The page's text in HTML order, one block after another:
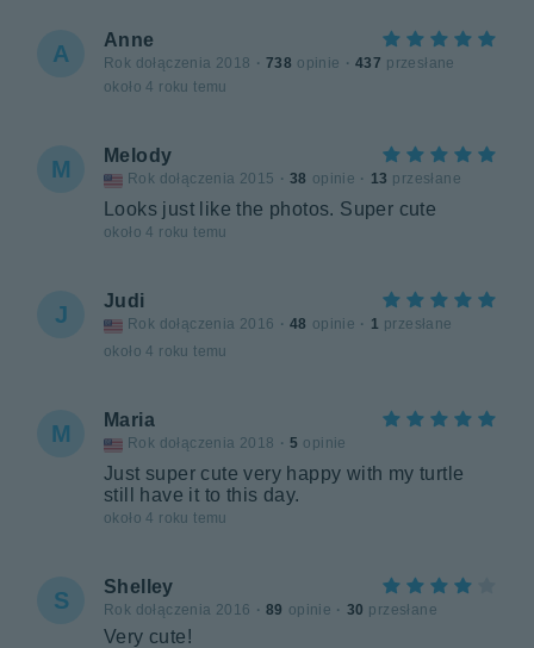
A
Anne
Rok dołączenia 2018 · 738 opinie · 437 przesłane
około 4 roku temu
M
Melody
Rok dołączenia 2015 · 38 opinie · 13 przesłane
Looks just like the photos. Super cute
około 4 roku temu
J
Judi
Rok dołączenia 2016 · 48 opinie · 1 przesłane
około 4 roku temu
M
Maria
Rok dołączenia 2018 · 5 opinie
Just super cute very happy with my turtle
still have it to this day.
około 4 roku temu
S
Shelley
Rok dołączenia 2016 · 89 opinie · 30 przesłane
Very cute!